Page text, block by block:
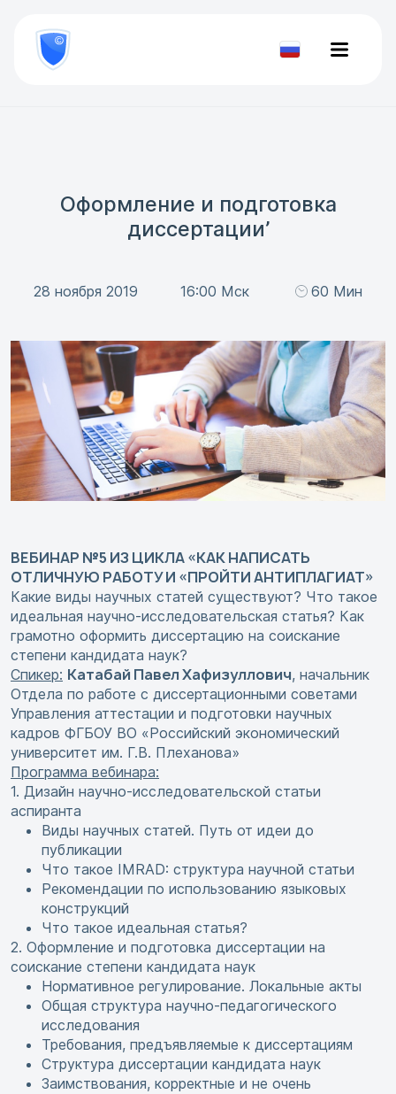
800
777-
81-Проверить
Оформление и подготовка
диссертации’
28 ноября 2019 16:00 Мск 60 Мин
ВЕБИНАР №5 ИЗ ЦИКЛА «КАК НАПИСАТЬ
ОТЛИЧНУЮ РАБОТУ И «ПРОЙТИ АНТИПЛАГИАТ»
Какие виды научных статей существуют? Что такое
идеальная научно-исследовательская статья? Как
грамотно оформить диссертацию на соискание
степени кандидата наук?
Спикер: Катабай Павел Хафизуллович, начальник
Отдела по работе с диссертационными советами
Управления аттестации и подготовки научных
кадров ФГБОУ ВО «Российский экономический
университет им. Г.В. Плеханова»
Программа вебинара:
1. Дизайн научно-исследовательской статьи
аспиранта
Виды научных статей. Путь от идеи до
публикации
Что такое IMRAD: структура научной статьи
Рекомендации по использованию языковых
конструкций
Что такое идеальная статья?
2. Оформление и подготовка диссертации на
соискание степени кандидата наук
Нормативное регулирование. Локальные акты
Общая структура научно-педагогического
исследования
Требования, предъявляемые к диссертациям
Структура диссертации кандидата наук
Заимствования, корректные и не очень